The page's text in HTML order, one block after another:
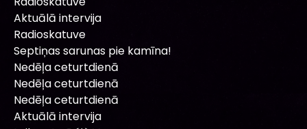
Aktuālā intervija
Radioskatuve
Septiņas sarunas pie kamīna!
Nedēļa ceturtdienā
Nedēļa ceturtdienā
Nedēļa ceturtdienā
Aktuālā intervija